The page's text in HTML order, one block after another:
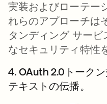
実装およびローテー
れらのアプローチは
タンディング サー
なセキュリティ特性
4. OAuth 2.0トーク
テキストの伝播。